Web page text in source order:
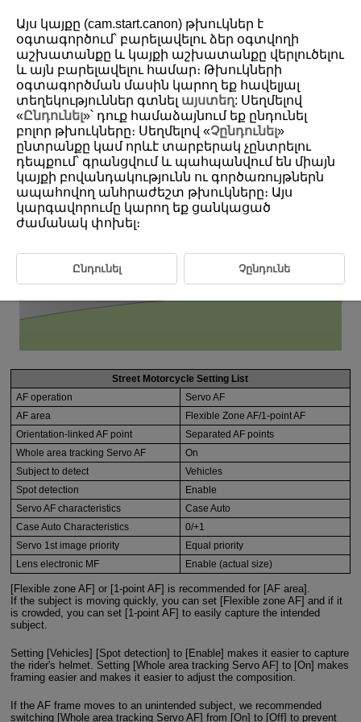
6-21 Vehicles: Street Motorcycles
This setting is perfect for aiming for street motorcycle riders'
helmets.
Street Motorcycle Setting List
AF operation
Servo AF
AF area
Flexible Zone AF/1-point AF
Orientation-linked AF point
Separated AF points
Whole area tracking Servo AF
On
Subject to detect
Vehicles
Spot detection
Enable
Servo AF characteristics
Case Auto
Case Auto Characteristics
0/+1
Servo 1st image priority
Equal priority
Lens electronic MF
Enable (actual size)
[Flexible zone AF] or [1-point AF] is recommended for [AF area].
If the subject is moving quickly, you can set [Flexible zone AF] and if it
is crowded, you can set [1-point AF] to easily capture the intended
subject.
Setting [Vehicles] [Spot detection] to [Enable] makes it easier to capture
the rider's helmet. Setting [Whole area tracking Servo AF] to [On] makes
framing easier and makes it easier to adjust the composition.
If the AF frame moves to an unintended subject, we recommended
switching [Whole area tracking Servo AF] from [On] to [Off] to prevent
Այս կայքը (cam.start.canon) թխուկներ է
օգտագործում՝ բարելավելու ձեր օգտվողի
աշխատանքը և կայքի աշխատանքը վերլուծելու
և այն բարելավելու համար։ Թխուկների
օգտագործման մասին կարող եք հավելյալ
տեղեկություններ գտնել այստեղ: Սեղմելով
«Ընդունել»՝ դուք համաձայնում եք ընդունել
բոլոր թխուկները։ Սեղմելով «Չընդունել»
ընտրանքը կամ որևէ տարբերակ չընտրելու
դեպքում՝ գրանցվում և պահպանվում են միայն
կայքի բովանդակությունն ու գործառույթներն
ապահովող անհրաժեշտ թխուկները։ Այս
կարգավորումը կարող եք ցանկացած
ժամանակ փոխել։
Ընդունել Չընդունե